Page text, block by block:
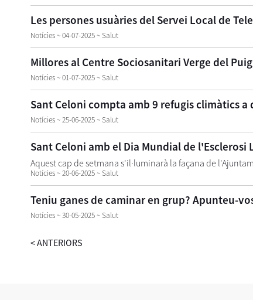
Les persones usuàries del Servei Local de
Notícies ~ 04-07-2025 ~ Salut
Millores al Centre Sociosanitari Verge del
Notícies ~ 01-07-2025 ~ Salut
Sant Celoni compta amb 9 refugis climàtics
Notícies ~ 25-06-2025 ~ Salut
Sant Celoni amb el Dia Mundial de l'Esclerosi
Aquest cap de setmana s'il·luminarà la façana de
Notícies ~ 20-06-2025 ~ Salut
Teniu ganes de caminar en grup? Apunteu-
Notícies ~ 30-05-2025 ~ Salut
<ANTERIORS